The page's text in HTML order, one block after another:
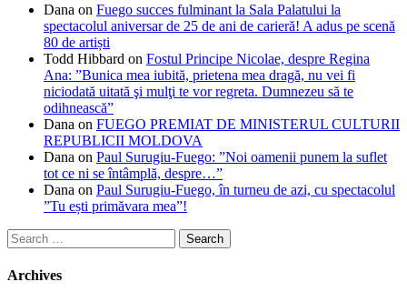
Dana on Fuego succes fulminant la Sala Palatului la
spectacolul aniversar de 25 de ani de carieră! A adus pe scenă
80 de artiști
Todd Hibbard on Fostul Principe Nicolae, despre Regina
Ana: ”Bunica mea iubită, prietena mea dragă, nu vei fi
niciodată uitată şi mulţi te vor regreta. Dumnezeu să te
odihnească”
Dana on FUEGO PREMIAT DE MINISTERUL CULTURII
REPUBLICII MOLDOVA
Dana on Paul Surugiu-Fuego: ”Noi oamenii punem la suflet
tot ce ni se întâmplă, despre…”
Dana on Paul Surugiu-Fuego, în turneu de azi, cu spectacolul
”Tu ești primăvara mea”!
Search
for:
Archives